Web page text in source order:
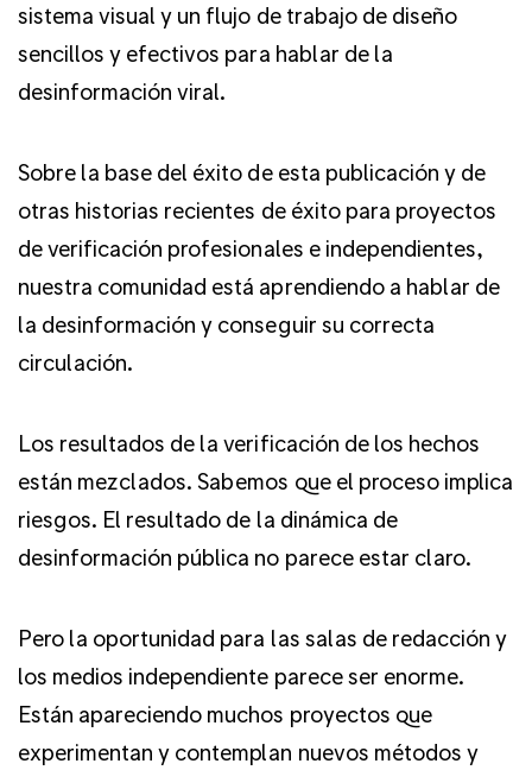
sistema visual y un flujo de trabajo de diseño
sencillos y efectivos para hablar de la
desinformación viral.
Sobre la base del éxito de esta publicación y de
otras historias recientes de éxito para proyectos
de verificación profesionales e independientes,
nuestra comunidad está aprendiendo a hablar de
la desinformación y conseguir su correcta
circulación.
Los resultados de la verificación de los hechos
están mezclados. Sabemos que el proceso implica
riesgos. El resultado de la dinámica de
desinformación pública no parece estar claro.
Pero la oportunidad para las salas de redacción y
los medios independiente parece ser enorme.
Están apareciendo muchos proyectos que
experimentan y contemplan nuevos métodos y